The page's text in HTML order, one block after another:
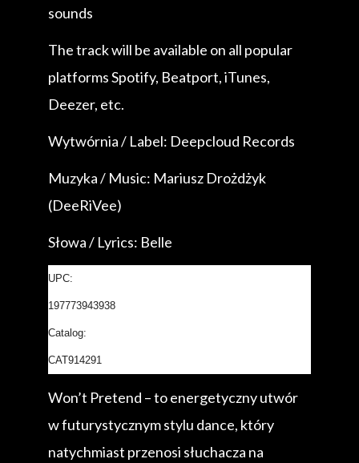
sounds
The track will be available on all popular
platforms Spotify, Beatport, iTunes,
Deezer, etc.
Wytwórnia / Label: Deepcloud Records
Muzyka / Music: Mariusz Drożdżyk
(DeeRiVee)
Słowa / Lyrics: Belle
UPC:
197773943938
Catalog:
CAT914291
Won’t Pretend – to energetyczny utwór
w futurystycznym stylu dance, który
natychmiast przenosi słuchacza na